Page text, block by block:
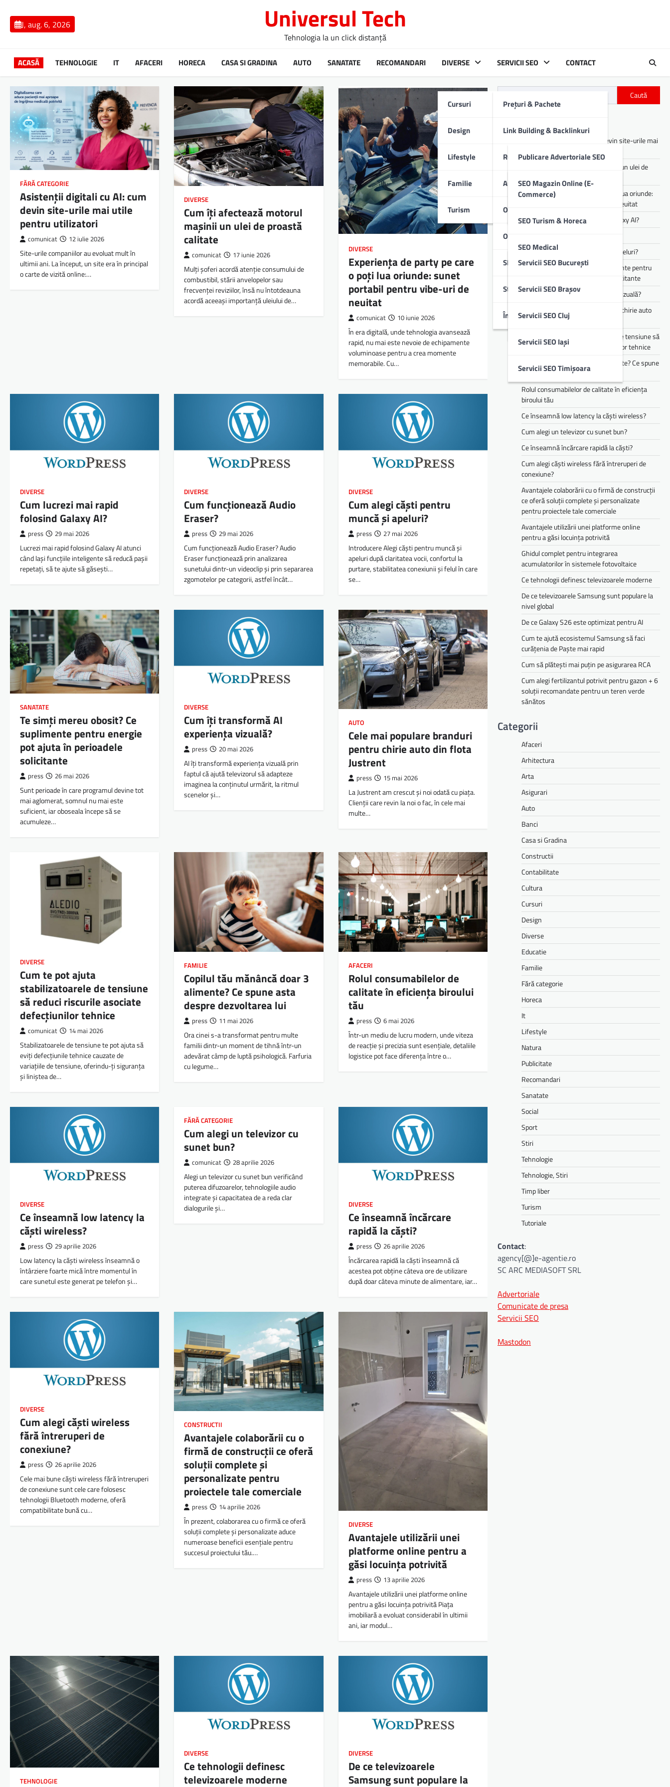
contentJ, aug. 6, 2026 Universul Tech
Tehnologia la un click distanță
ACASĂ TEHNOLOGIE IT AFACERI HORECA CASA SI GRADINA AUTO SANATATE RECOMANDARI DIVERSE
Cursuri
Design
Lifestyle
Familie
Turism
SERVICII SEO
Prețuri & Pachete
Link Building & Backlinkuri
Redactare Conținut SEO
Publicare Advertoriale SEO
Comunicate De Presă
Audit SEO Tehnic
SEO Magazin Online (E-
Commerce)
SEO Turism & Horeca
SEO Medical
Optimizare SEO On-Page
Optimizare SEO Off-Page
SEO LocalServicii SEO București
Servicii SEO Brașov
Servicii SEO Cluj
Servicii SEO Iași
Servicii SEO Timișoara
Studii De Caz
Întrebări Frecvente (FAQ)
CONTACT
FĂRĂ CATEGORIE
Asistenții digitali cu AI: cum
devin site-urile mai utile
pentru utilizatori
comunicat 12 iulie 2026
Site-urile companiilor au evoluat mult în
ultimii ani. La început, un site era în principal
o carte de vizită online:…
DIVERSE
Cum îți afectează motorul
mașinii un ulei de proastă
calitate
comunicat 17 iunie 2026
Mulți șoferi acordă atenție consumului de
combustibil, stării anvelopelor sau
frecvenței reviziilor, însă nu întotdeauna
acordă aceeași importanță uleiului de…
DIVERSE
Experiența de party pe care
o poți lua oriunde: sunet
portabil pentru vibe-uri de
neuitat
comunicat 10 iunie 2026
În era digitală, unde tehnologia avansează
rapid, nu mai este nevoie de echipamente
voluminoase pentru a crea momente
memorabile. Cu…
DIVERSE
Cum lucrezi mai rapid
folosind Galaxy AI?
press 29 mai 2026
Lucrezi mai rapid folosind Galaxy AI atunci
când lași funcțiile inteligente să reducă pașii
repetați, să te ajute să găsești…
DIVERSE
Cum funcționează Audio
Eraser?
press 29 mai 2026
Cum funcționează Audio Eraser? Audio
Eraser funcționează prin analizarea
sunetului dintr-un videoclip și prin separarea
zgomotelor pe categorii, astfel încât…
DIVERSE
Cum alegi căști pentru
muncă și apeluri?
press 27 mai 2026
Introducere Alegi căști pentru muncă și
apeluri după claritatea vocii, confortul la
purtare, stabilitatea conexiunii și felul în care
se…
SANATATE
Te simți mereu obosit? Ce
suplimente pentru energie
pot ajuta în perioadele
solicitante
press 26 mai 2026
Sunt perioade în care programul devine tot
mai aglomerat, somnul nu mai este
suficient, iar oboseala începe să se
acumuleze…
DIVERSE
Cum îți transformă AI
experiența vizuală?
press 20 mai 2026
AI îți transformă experiența vizuală prin
faptul că ajută televizorul să adapteze
imaginea la conținutul urmărit, la ritmul
scenelor și…
AUTO
Cele mai populare branduri
pentru chirie auto din flota
Justrent
press 15 mai 2026
La Justrent am crescut și noi odată cu piața.
Clienții care revin la noi o fac, în cele mai
multe…
DIVERSE
Cum te pot ajuta
stabilizatoarele de tensiune
să reduci riscurile asociate
defecțiunilor tehnice
comunicat 14 mai 2026
Stabilizatoarele de tensiune te pot ajuta să
eviți defecțiunile tehnice cauzate de
variațiile de tensiune, oferindu-ți siguranța
și liniștea de…
FAMILIE
Copilul tău mănâncă doar 3
alimente? Ce spune asta
despre dezvoltarea lui
press 11 mai 2026
Ora cinei s-a transformat pentru multe
familii dintr-un moment de tihnă într-un
adevărat câmp de luptă psihologică. Farfuria
cu legume…
AFACERI
Rolul consumabilelor de
calitate în eficiența biroului
tău
press 6 mai 2026
Într-un mediu de lucru modern, unde viteza
de reacție și precizia sunt esențiale, detaliile
logistice pot face diferența între o…
DIVERSE
Ce înseamnă low latency la
căști wireless?
press 29 aprilie 2026
Low latency la căști wireless înseamnă o
întârziere foarte mică între momentul în
care sunetul este generat pe telefon și…
FĂRĂ CATEGORIE
Cum alegi un televizor cu
sunet bun?
comunicat 28 aprilie 2026
Alegi un televizor cu sunet bun verificând
puterea difuzoarelor, tehnologiile audio
integrate și capacitatea de a reda clar
dialogurile și…
DIVERSE
Ce înseamnă încărcare
rapidă la căști?
press 26 aprilie 2026
Încărcarea rapidă la căști înseamnă că
acestea pot obține câteva ore de utilizare
după doar câteva minute de alimentare, iar…
DIVERSE
Cum alegi căști wireless
fără întreruperi de
conexiune?
press 26 aprilie 2026
Cele mai bune căști wireless fără întreruperi
de conexiune sunt cele care folosesc
tehnologii Bluetooth moderne, oferă
compatibilitate bună cu…
CONSTRUCTII
Avantajele colaborării cu o
firmă de construcții ce oferă
soluții complete și
personalizate pentru
proiectele tale comerciale
press 14 aprilie 2026
În prezent, colaborarea cu o firmă ce oferă
soluții complete și personalizate aduce
numeroase beneficii esențiale pentru
succesul proiectului tău.…
DIVERSE
Avantajele utilizării unei
platforme online pentru a
găsi locuința potrivită
press 13 aprilie 2026
Avantajele utilizării unei platforme online
pentru a găsi locuința potrivită Piața
imobiliară a evoluat considerabil în ultimii
ani, iar modul…
TEHNOLOGIE
DIVERSE
Ce tehnologii definesc
televizoarele moderne
DIVERSE
De ce televizoarele
Samsung sunt populare la
Caută
Asistenții digitali cu AI: cum devin site-urile mai
Cum îți afectează motorul mașinii un ulei de
Experiența de party pe care o poți lua oriunde:
sunet portabil pentru vibe-uri de neuitat
Cum lucrezi mai rapid folosind Galaxy AI?
Cum alegi căști pentru muncă și apeluri?
Te simți mereu obosit? Ce suplimente pentru
energie pot ajuta în perioadele solicitante
Cum îți transformă AI experiența vizuală?
Cele mai populare branduri pentru chirie auto
din flota Justrent
Cum te pot ajuta stabilizatoarele de tensiune să
reduci riscurile asociate defecțiunilor tehnice
Copilul tău mănâncă doar 3 alimente? Ce spune
asta despre dezvoltarea lui
Rolul consumabilelor de calitate în eficiența
biroului tău
Ce înseamnă low latency la căști wireless?
Cum alegi un televizor cu sunet bun?
Ce înseamnă încărcare rapidă la căști?
Cum alegi căști wireless fără întreruperi de
conexiune?
Avantajele colaborării cu o firmă de construcții
ce oferă soluții complete și personalizate
pentru proiectele tale comerciale
Avantajele utilizării unei platforme online
pentru a găsi locuința potrivită
Ghidul complet pentru integrarea
acumulatorilor în sistemele fotovoltaice
Ce tehnologii definesc televizoarele moderne
De ce televizoarele Samsung sunt populare la
nivel global
De ce Galaxy S26 este optimizat pentru AI
Cum te ajută ecosistemul Samsung să faci
curățenia de Paște mai rapid
Cum să plătești mai puțin pe asigurarea RCA
Cum alegi fertilizantul potrivit pentru gazon + 6
soluții recomandate pentru un teren verde
sănătos
Categorii
Afaceri
Arhitectura
Arta
Asigurari
Auto
Banci
Casa si Gradina
Constructii
Contabilitate
Cultura
Cursuri
Design
Diverse
Educatie
Familie
Fără categorie
Horeca
It
Lifestyle
Natura
Publicitate
Recomandari
Sanatate
Social
Sport
Stiri
Tehnologie
Tehnologie, Stiri
Timp liber
Turism
Tutoriale
Contact:
agency[@]e-agentie.ro
SC ARC MEDIASOFT SRL
Advertoriale
Comunicate de presa
Servicii SEO
Mastodon